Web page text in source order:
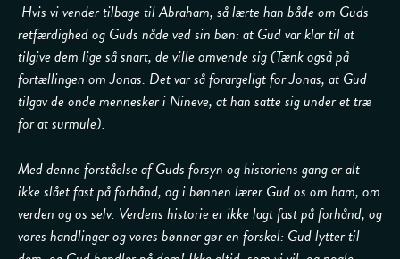
Hvis vi vender tilbage til Abraham, så lærte han både om Guds
retfærdighed og Guds nåde ved sin bøn: at Gud var klar til at
tilgive dem lige så snart, de ville omvende sig (Tænk også på
fortællingen om Jonas: Det var så forargeligt for Jonas, at Gud
tilgav de onde mennesker i Nineve, at han satte sig under et træ
for at surmule).
Med denne forståelse af Guds forsyn og historiens gang er alt
ikke slået fast på forhånd, og i bønnen lærer Gud os om ham, om
verden og os selv. Verdens historie er ikke lagt fast på forhånd, og
vores handlinger og vores bønner gør en forskel: Gud lytter til